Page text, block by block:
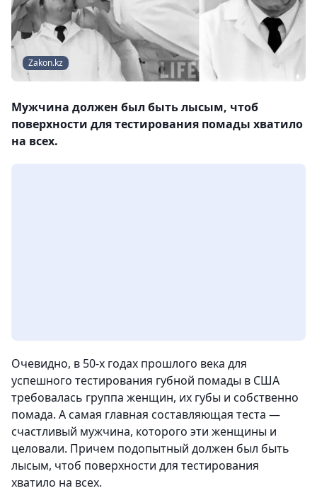
Zakon.kz
Мужчина должен был быть лысым, чтоб
поверхности для тестирования помады хватило
на всех.
Очевидно, в 50-х годах прошлого века для
успешного тестирования губной помады в США
требовалась группа женщин, их губы и собственно
помада. А самая главная составляющая теста —
счастливый мужчина, которого эти женщины и
целовали. Причем подопытный должен был быть
лысым, чтоб поверхности для тестирования
хватило на всех.